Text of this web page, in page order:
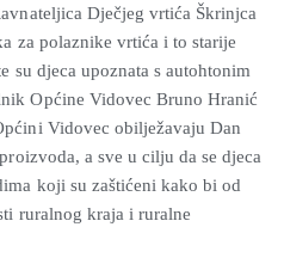
Dječjeg vrtića Škrinjca
za polaznike vrtića i to starije
su djeca upoznata s autohtonim
Općine Vidovec Bruno Hranić
Vidovec obilježavaju Dan
a sve u cilju da se djeca
koji su zaštićeni kako bi od
ruralnog kraja i ruralne